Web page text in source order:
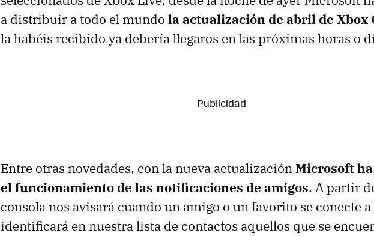
a distribuir a todo el mundo la actualización de abril de Xbox
la habéis recibido ya debería llegaros en las próximas horas o
Entre otras novedades, con la nueva actualizaciónMicrosoft
el funcionamiento de las notificaciones de amigos. A partir
consola nos avisará cuando un amigo o un favorito se conecte
identificará en nuestra lista de contactos aquellos que se